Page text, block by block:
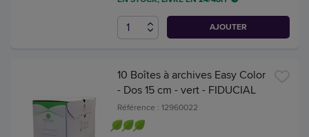
AJOUTER
10 Boîtes à archives Easy Color
- Dos 15 cm - vert - FIDUCIAL
Référence : 12960022